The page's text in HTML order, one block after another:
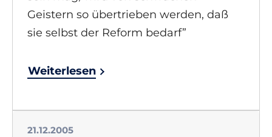
Geistern so übertrieben werden, daß
sie selbst der Reform bedarf”
Weiterlesen
21.12.2005